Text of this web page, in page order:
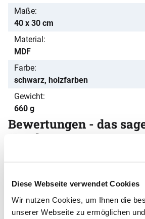
Diese Webseite verwendet Cookies
Wir nutzen Cookies, um Ihnen die
unserer Webseite zu ermöglichen
Maße
40 x 30 cm
Material
MDF
Farbe
schwarz, holzfarben
Gewicht
660 g
Bewertungen - das
Kunden
Kreidetafel mit Standfuß, 30 cm